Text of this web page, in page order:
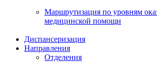
Маршрутизация по уровням
медицинской помощи
Диспансеризация
Направления
Отделения